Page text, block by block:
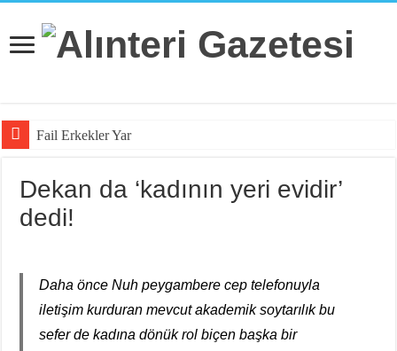
Fail Erkekler Yargıda Hem
Dekan da ‘kadının yeri evidir’
dedi!
Daha önce Nuh peygambere cep telefonuyla
iletişim kurduran mevcut akademik soytarılık bu
sefer de kadına dönük rol biçen başka bir